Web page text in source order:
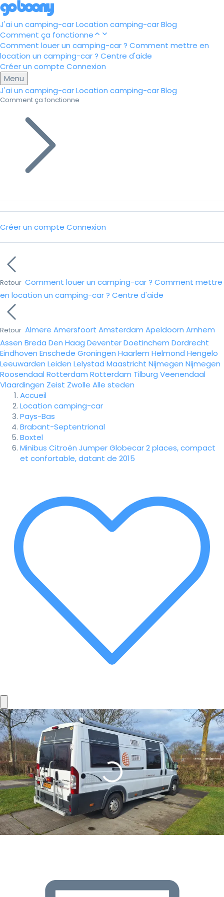
J'ai un camping-carLocation camping-carBlog
Comment ça fonctionne
Comment louer un camping-car ? Comment mettre en
location un camping-car ? Centre d'aide
Créer un compte Connexion
Menu
J'ai un camping-carLocation camping-carBlog
Comment ça fonctionne
Créer un compte Connexion
Retour Comment louer un camping-car ? Comment mettre
en location un camping-car ? Centre d'aide
Retour Almere Amersfoort Amsterdam Apeldoorn Arnhem
Assen Breda Den Haag DeventerDoetinchem Dordrecht
Eindhoven Enschede Groningen Haarlem Helmond Hengelo
Leeuwarden Leiden Lelystad Maastricht Nijmegen Nijmegen
Roosendaal Rotterdam Rotterdam Tilburg Veenendaal
Vlaardingen Zeist Zwolle Alle steden
Accueil
Location camping-car
Pays-Bas
Brabant-Septentrional
Boxtel
Minibus Citroën Jumper Globecar 2 places, compact
et confortable, datant de 2015